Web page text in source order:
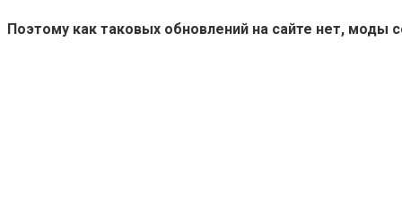
Поэтому как таковых обновлений на сайте нет, моды